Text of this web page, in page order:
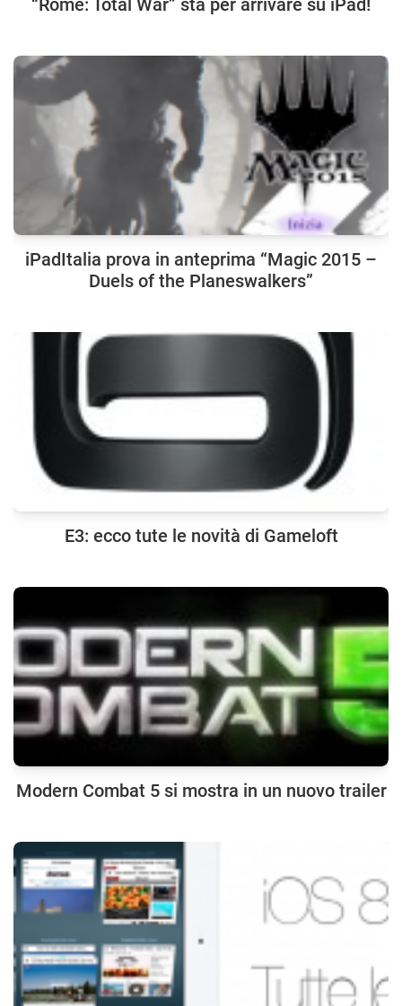
“Rome: Total War” sta per arrivare su iPad!
iPadItalia prova in anteprima “Magic 2015 –
Duels of the Planeswalkers”
E3: ecco tute le novità di Gameloft
Modern Combat 5 si mostra in un nuovo trailer